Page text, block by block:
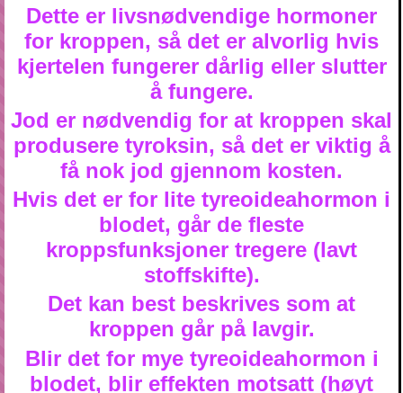
Dette er livsnødvendige hormoner
for kroppen, så det er alvorlig hvis
kjertelen fungerer dårlig eller slutter
å fungere.
Jod er nødvendig for at kroppen skal
produsere tyroksin, så det er viktig å
få nok jod gjennom kosten.
Hvis det er for lite tyreoideahormon i
blodet, går de fleste
kroppsfunksjoner tregere (lavt
stoffskifte).
Det kan best beskrives som at
kroppen går på lavgir.
Blir det for mye tyreoideahormon i
blodet, blir effekten motsatt (høyt